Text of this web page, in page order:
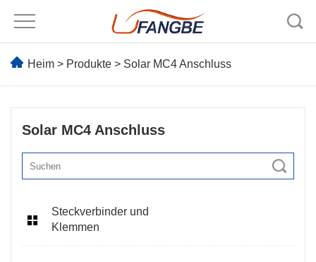
Heim > Produkte > Solar MC4 Anschluss
Solar MC4 Anschluss
Steckverbinder und
Klemmen